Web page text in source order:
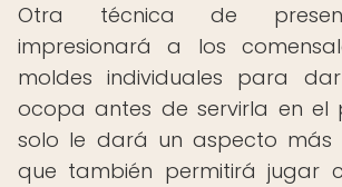
Otra técnica de
impresionará a los
moldes individuales para
ocopa antes de servirla en el
solo le dará un aspecto más
que también permitirá jugar